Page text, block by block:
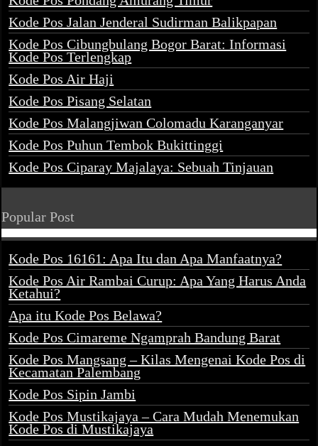
Kode Pos Jalan Jenderal Sudirman Balikpapan
Kode Pos Cibungbulang Bogor Barat: Informasi
Kode Pos Terlengkap
Kode Pos Air Haji
Kode Pos Pisang Selatan
Kode Pos Malangjiwan Colomadu Karanganyar
Kode Pos Puhun Tembok Bukittinggi
Kode Pos Ciparay Majalaya: Sebuah Tinjauan
Popular Post
Kode Pos 16161: Apa Itu dan Apa Manfaatnya?
Kode Pos Air Rambai Curup: Apa Yang Harus Anda
Ketahui?
Apa itu Kode Pos Belawa?
Kode Pos Cimareme Ngamprah Bandung Barat
Kode Pos Mangsang – Kilas Mengenai Kode Pos di
Kecamatan Palembang
Kode Pos Sipin Jambi
Kode Pos Mustikajaya – Cara Mudah Menemukan
Kode Pos di Mustikajaya